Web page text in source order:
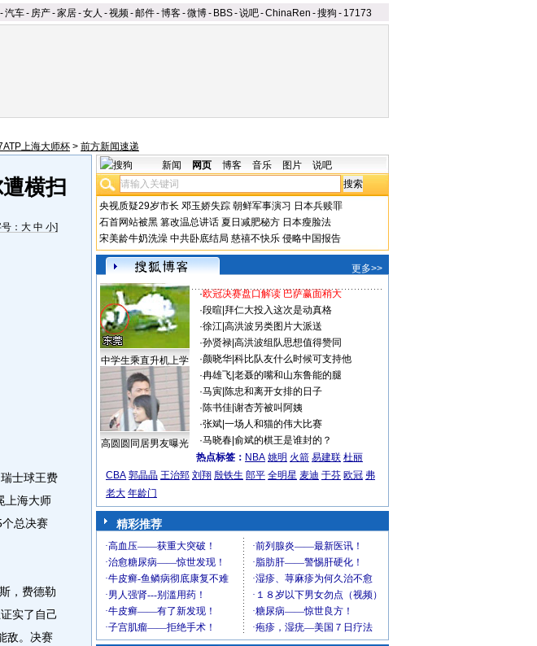
-汽车- 房产-家居-女人 -视频-邮件-博客-微博- BBS-说吧-ChinaRen -搜狗 - 17173
上海大师杯 > 前方新闻速递
横扫
： 大 中 小]
士球王费
上海大师
总决赛
，费德勒
实了自己
。 决赛
新闻 网页 博客 音乐 图片 说吧
央视质疑29岁市长 邓玉娇失踪 朝鲜军事演习 日本兵赎罪
石首网站被黑 篡改温总讲话 夏日减肥秘方 日本瘦脸法
宋美龄牛奶洗澡 中共卧底结局 慈禧不快乐 侵略中国报告
更多>>
中学生乘直升机上学
高圆圆同居男友曝光
·欧冠决赛盘口解读 巴萨赢面稍大
·段暄 拜仁大投入这次是动真格
·徐江| 高洪波另类图片大派送
·孙贤禄| 高洪波组队思想值得赞同
·颜晓华| 科比队友什么时候可支持他
·冉雄飞| 老聂的嘴和山东鲁能的腿
·马寅| 陈忠和离开女排的日子
·陈书佳| 谢杏芳被叫阿姨
·张斌| 一场人和猫的伟大比赛
·马晓春| 俞斌的棋王是谁封的？
热点标签： NBA 姚明 火箭 易建联 杜丽
CBA 郭晶晶 王治郅 刘翔 殷铁生 郎平 全明星 麦迪 于芬 欧冠 弗
老大 年龄门
精彩推荐